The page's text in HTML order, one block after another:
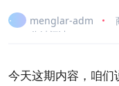
menglar-adm
9 分钟阅读
今天这期内容，咱